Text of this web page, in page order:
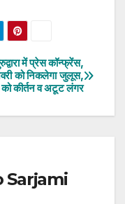
में प्रेस कॉन्फ्रेंस,
को निकलेगा जुलूस,
कीर्तन व अटूट लंगर
Sarjami